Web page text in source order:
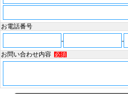
お電話番号
-
-
お問い合わせ内容
必須